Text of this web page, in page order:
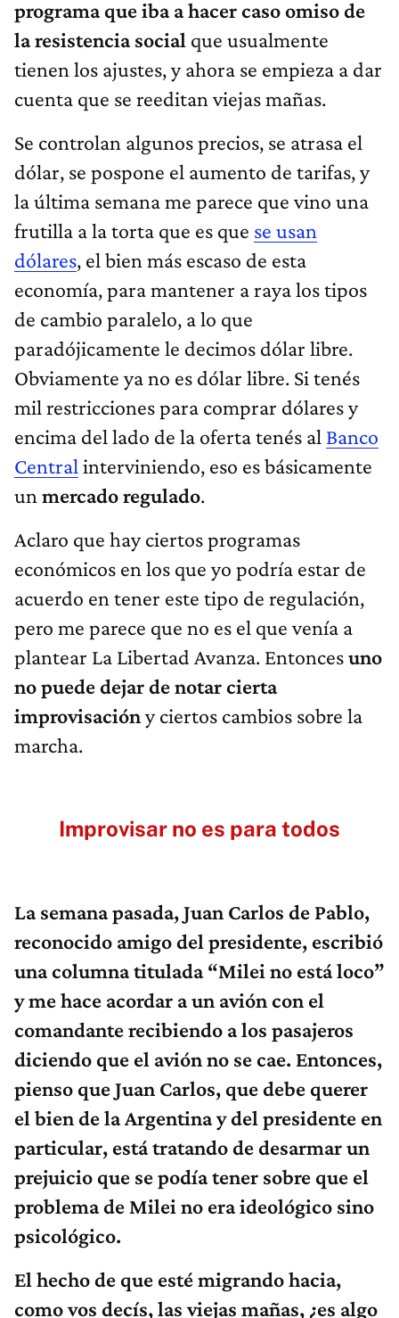
programa que iba a hacer caso omiso de
la resistencia social que usualmente
tienen los ajustes, y ahora se empieza a dar
cuenta que se reeditan viejas mañas.
Se controlan algunos precios, se atrasa el
dólar, se pospone el aumento de tarifas, y
la última semana me parece que vino una
frutilla a la torta que es que se usan
dólares, el bien más escaso de esta
economía, para mantener a raya los tipos
de cambio paralelo, a lo que
paradójicamente le decimos dólar libre.
Obviamente ya no es dólar libre. Si tenés
mil restricciones para comprar dólares y
encima del lado de la oferta tenés al Banco
Central interviniendo, eso es básicamente
un mercado regulado.
Aclaro que hay ciertos programas
económicos en los que yo podría estar de
acuerdo en tener este tipo de regulación,
pero me parece que no es el que venía a
plantear La Libertad Avanza. Entoncesuno
no puede dejar de notar cierta
improvisacióny ciertos cambios sobre la
marcha.
Improvisar no es para todos
La semana pasada, Juan Carlos de Pablo,
reconocido amigo del presidente, escribió
una columna titulada “Milei no está loco”
y me hace acordar a un avión con el
comandante recibiendo a los pasajeros
diciendo que el avión no se cae. Entonces,
pienso que Juan Carlos, que debe querer
el bien de la Argentina y del presidente en
particular, está tratando de desarmar un
prejuicio que se podía tener sobre que el
problema de Milei no era ideológico sino
psicológico.
El hecho de que esté migrando hacia,
como vos decís, las viejas mañas, ¿es algo